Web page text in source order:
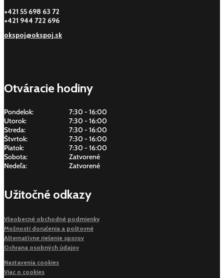
+421 55 698 63 72
+421 944 722 696
okspoj@okspoj.sk
Otváracie hodiny
Pondelok:
7:30 - 16:00
Utorok:
7:30 - 16:00
Streda:
7:30 - 16:00
Štvrtok:
7:30 - 16:00
Piatok:
7:30 - 16:00
Sobota:
Zatvorené
Nedeľa:
Zatvorené
Užitočné odkazy
Všeobecné obchodné podmienky
Možnosti doručenia a poštovné
Alternatívne riešenie sporov
Ochrana osobných údajov
Nastavenia cookies
Viac o cookies